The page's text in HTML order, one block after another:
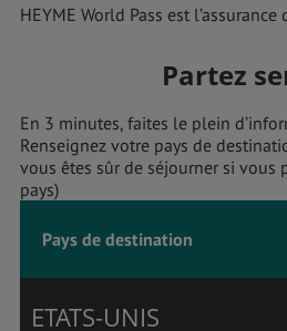
HEYME World Pass est
Partez
En 3 minutes, faites le plein
Renseignez votre pays de
vous êtes sûr de séjourner si vous
pays)
Pays de destination
ETATS-UNIS